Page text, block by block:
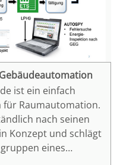
ist ein einfach
für Raumautomation.
nach seinen
Konzept und schlägt
eines